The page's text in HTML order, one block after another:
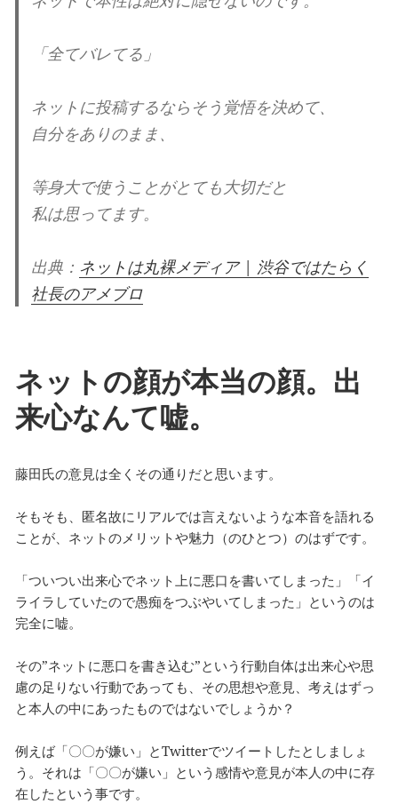
「全てバレてる」
ネットに投稿するならそう覚悟を決めて、
自分をありのまま、
等身大で使うことがとても大切だと
私は思ってます。
出典： ネットは丸裸メディア | 渋谷ではたらく
社長のアメブロ
ネットの顔が本当の顔。出
来心なんて嘘。
藤田氏の意見は全くその通りだと思います。
そもそも、匿名故にリアルでは言えないような本音を語れる
ことが、ネットのメリットや魅力（のひとつ）のはずです。
「ついつい出来心でネット上に悪口を書いてしまった」「イ
ライラしていたので愚痴をつぶやいてしまった」というのは
完全に嘘。
その”ネットに悪口を書き込む”という行動自体は出来心や思
慮の足りない行動であっても、その思想や意見、考えはずっ
と本人の中にあったものではないでしょうか？
例えば「〇〇が嫌い」とTwitterでツイートしたとしましょ
う。それは「〇〇が嫌い」という感情や意見が本人の中に存
在したという事です。